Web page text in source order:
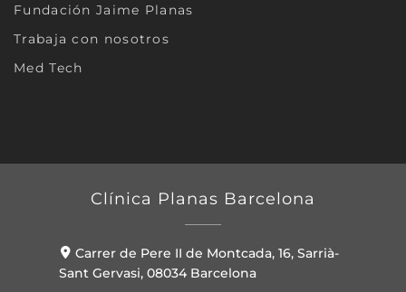
Fundación Jaime Planas
Trabaja con nosotros
Med Tech
Clínica Planas Barcelona
Carrer de Pere II de Montcada, 16, Sarrià-
Sant Gervasi, 08034 Barcelona